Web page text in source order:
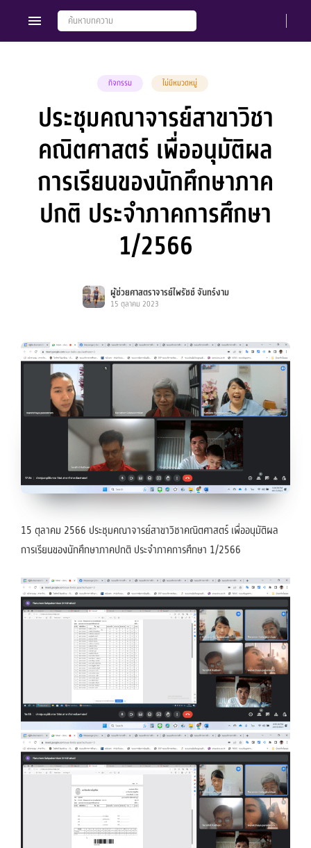
กิจกรรม ไม่มีหมวดหมู่
ประชุมคณาจารย์สาขาวิชา
คณิตศาสตร์ เพื่ออนุมัติผล
การเรียนของนักศึกษาภาค
ปกติ ประจำภาคการศึกษา
1/2566
ผู้ช่วยศาสตราจารย์ไพรัชช์ จันทร์งาม
15 ตุลาคม 2023
15 ตุลาคม 2566 ประชุมคณาจารย์สาขาวิชาคณิตศาสตร์ เพื่ออนุมัติผล
การเรียนของนักศึกษาภาคปกติ ประจำภาคการศึกษา 1/2566
Members Groups